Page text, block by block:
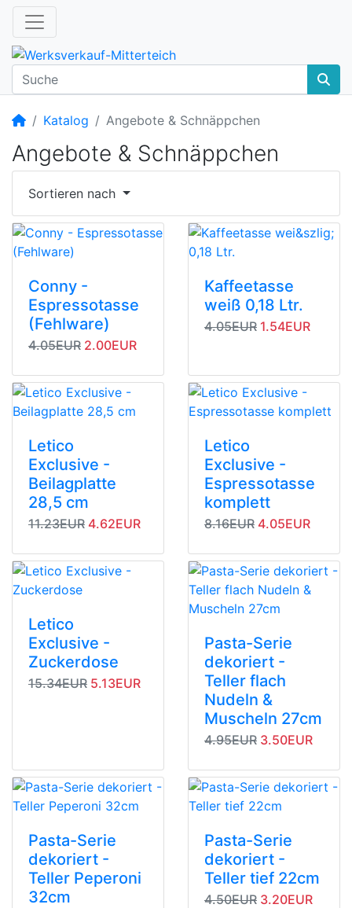
Startseite
Katalog Angebote & Schnäppchen
Angebote & Schnäppchen
Sortieren nach
Conny -
Espressotasse
(Fehlware)
Originalpreis
4.05EUR Angebotspreis
2.00EUR
Kaffeetasse
weiß 0,18 Ltr.
Originalpreis
4.05EUR Angebotspreis
1.54EUR
Letico
Exclusive -
Beilagplatte
28,5 cm
Originalpreis
11.23EUR Angebotspreis
4.62EUR
Letico
Exclusive -
Espressotasse
komplett
Originalpreis
8.16EUR Angebotspreis
4.05EUR
Letico
Exclusive -
Zuckerdose
Originalpreis
15.34EUR Angebotspreis
5.13EUR
Pasta-Serie
dekoriert -
Teller flach
Nudeln &
Muscheln 27cm
Originalpreis
4.95EUR Angebotspreis
3.50EUR
Pasta-Serie
dekoriert -
Teller Peperoni
32cm
Pasta-Serie
dekoriert -
Teller tief 22cm
Originalpreis
4.50EUR Angebotspreis
3.20EUR